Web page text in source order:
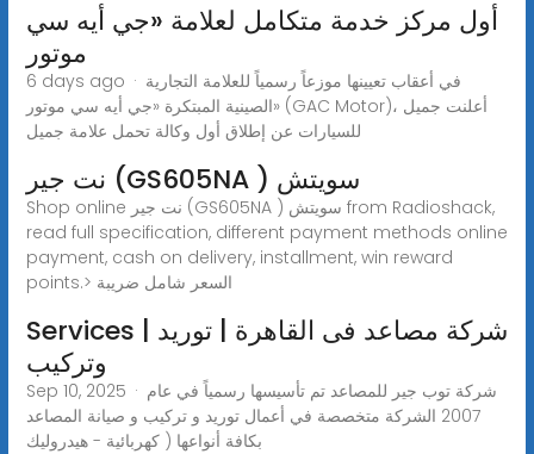
أول مركز خدمة متكامل لعلامة «جي أيه سي
موتور
6 days ago · في أعقاب تعيينها موزعاً رسمياً للعلامة التجارية
الصينية المبتكرة «جي أيه سي موتور» (GAC Motor)، أعلنت جميل
للسيارات عن إطلاق أول وكالة تحمل علامة جميل
نت جير (GS605NA ) سويتش
Shop online نت جير (GS605NA ) سويتش from Radioshack,
read full specification, different payment methods online
payment, cash on delivery, installment, win reward
points.> السعر شامل ضريبة
Services | شركة مصاعد فى القاهرة | توريد
وتركيب
Sep 10, 2025 · شركة توب جير للمصاعد تم تأسيسها رسمياً في عام
2007 الشركة متخصصة في أعمال توريد و تركيب و صيانة المصاعد
بكافة أنواعها ( كهربائية - هيدروليك